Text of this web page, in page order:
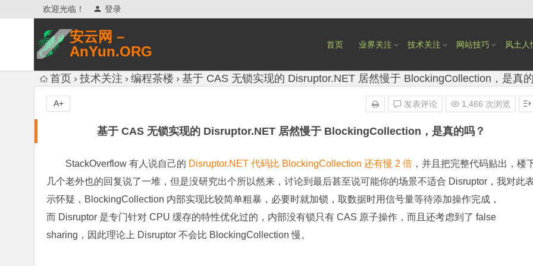
欢迎光临！ 登录
安云网 –
AnYun.ORG
网络安全研究、网络各种猎奇八卦。
首页 业界关注 技术关注 网站技巧 风土人
首页 技术关注 编程茶楼 基于 CAS 无锁实现的 Disruptor.NET 居然慢于 BlockingCollection，是真
基于 CAS 无锁实现的 Disruptor.NET 居然慢于 BlockingCollection，是真的吗？
发表评论 1,466 次浏览
A+
StackOverflow 有人说自己的 Disruptor.NET 代码比 BlockingCollection 还有慢 2 倍 ，并且把完整代码贴出，楼
几个老外也的回复说了一堆，但是没研究出个所以然来，讨论到最后甚至说可能你的场景不适合 Disruptor，我对此
示怀疑，BlockingCollection 内部实现比较简单粗暴，必要时就加锁，取数据时用信号量等待添加操作完成，
而 Disruptor 是专门针对 CPU 缓存的特性优化过的，内部没有锁只有 CAS 原子操作，而且还考虑到了 false
sharing，因此理论上 Disruptor 不会比 BlockingCollection 慢。